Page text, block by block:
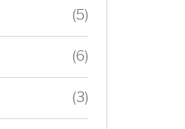
(5)
(6)
(3)